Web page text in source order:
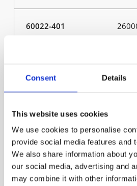
Consent Details
This website uses cookies
We use cookies to personalise
provide social media features and
We also share information about
our social media, advertising and
may combine it with other
60022-401
60023-401
60023-402
60025-401 26000